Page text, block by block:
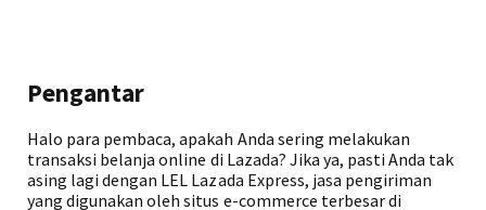
Pengantar
Halo para pembaca, apakah Anda sering melakukan
transaksi belanja online di Lazada? Jika ya, pasti Anda tak
asing lagi dengan LEL Lazada Express, jasa pengiriman
yang digunakan oleh situs e-commerce terbesar di